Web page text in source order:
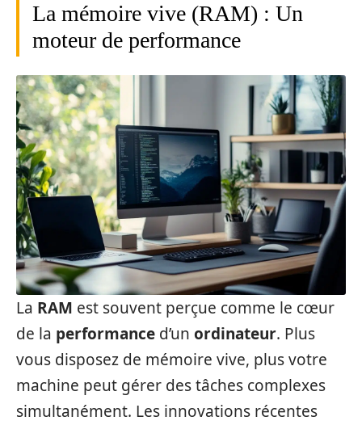
La mémoire vive (RAM) : Un
moteur de performance
La RAM est souvent perçue comme le cœur
de la performance d’un ordinateur. Plus
vous disposez de mémoire vive, plus votre
machine peut gérer des tâches complexes
simultanément. Les innovations récentes